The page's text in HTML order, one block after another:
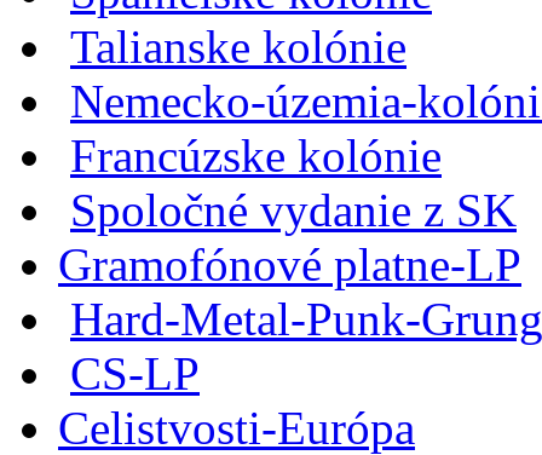
Talianske kolónie
Nemecko-územia-
Francúzske kolónie
Spoločné vydanie z SK
Gramofónové platne-LP
Hard-Metal-Punk-
CS-LP
Celistvosti-Európa